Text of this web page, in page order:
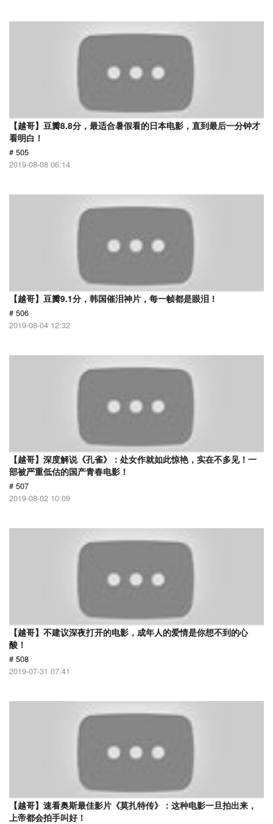
【越哥】豆瓣8.8分，最适合暑假看的日本电影，直到最后一分钟才
看明白！
# 505
2019-08-08 06:14
【越哥】豆瓣9.1分，韩国催泪神片，每一帧都是眼泪！
# 506
2019-08-04 12:32
【越哥】深度解说《孔雀》：处女作就如此惊艳，实在不多见！一
部被严重低估的国产青春电影！
# 507
2019-08-02 10:09
【越哥】不建议深夜打开的电影，成年人的爱情是你想不到的心
酸！
# 508
2019-07-31 07:41
【越哥】速看奥斯最佳影片《莫扎特传》：这种电影一旦拍出来，
上帝都会拍手叫好！